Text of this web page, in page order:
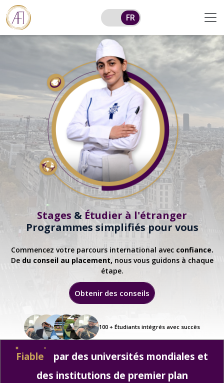
FR
Stages & Étudier à l'étranger
Programmes simplifiés pour vous
Commencez votre parcours international avec confiance.
De du conseil au placement, nous vous guidons à chaque
étape.
Obtenir des conseils
100 + Étudiants intégrés avec succès
Fiable
par des universités mondiales et
des institutions de premier plan